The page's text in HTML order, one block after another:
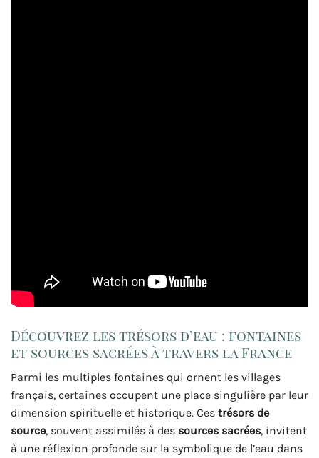
Découvrez les trésors d’eau : fontaines
et sources sacrées à travers la France
Parmi les multiples fontaines qui ornent les villages
français, certaines occupent une place singulière par leur
dimension spirituelle et historique. Ces trésors de
source, souvent assimilés à des sources sacrées, invitent
à une réflexion profonde sur la symbolique de l’eau dans